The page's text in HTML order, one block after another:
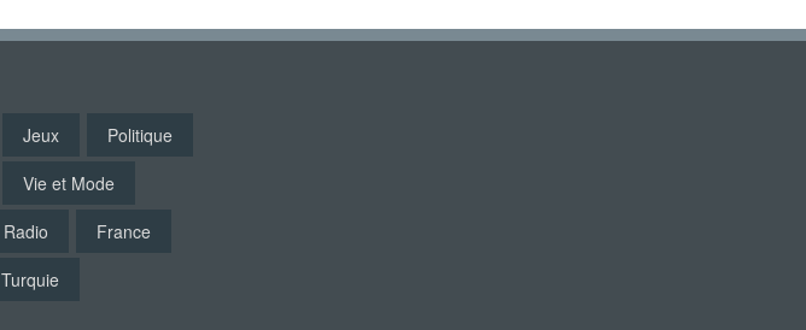
Jeux
Politique
Vie et Mode
Radio
France
Turquie